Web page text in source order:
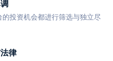
投资机会都进行筛选与独立尽
律